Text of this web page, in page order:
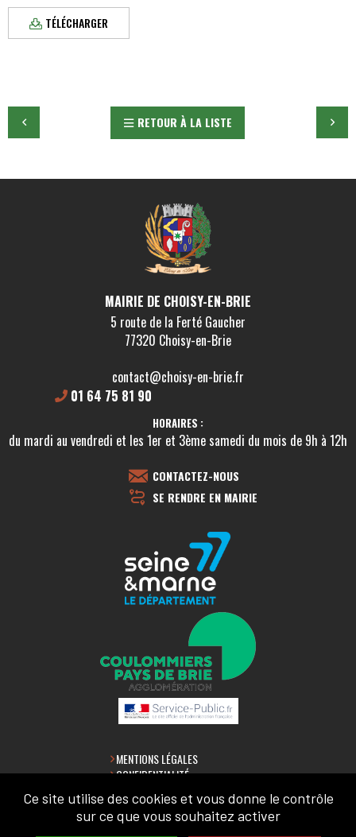
TÉLÉCHARGER
RETOUR À LA LISTE
MAIRIE DE CHOISY-EN-BRIE
5 route de la Ferté Gaucher
77320 Choisy-en-Brie
contact@choisy-en-brie.fr
01 64 75 81 90
HORAIRES :
du mardi au vendredi et les 1er et 3ème samedi du mois de 9h à 12h
CONTACTEZ-NOUS
SE RENDRE EN MAIRIE
MENTIONS LÉGALES
CONFIDENTIALITÉ
ACCESSIBILITÉ
PLAN DU SITE
Ce site utilise des cookies et vous donne le contrôle
sur ce que vous souhaitez activer